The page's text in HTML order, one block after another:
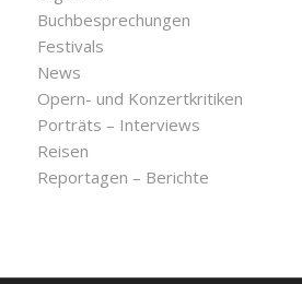
Buchbesprechungen
Festivals
News
Opern- und Konzertkritiken
Porträts – Interviews
Reisen
Reportagen – Berichte